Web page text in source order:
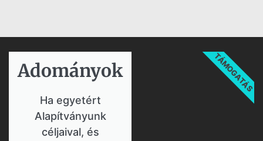
Adományok​
Ha egyetért
Alapítványunk
céljaival, és
TÁMOGATÁS